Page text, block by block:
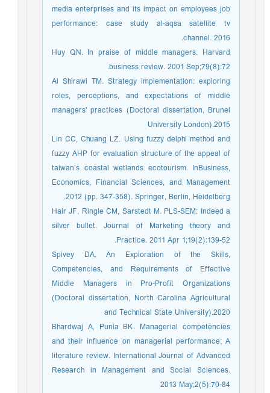
media enterprises and its impact on employees job
performance: case study al-aqsa satellite tv
channel. 2016.
Huy QN. In praise of middle managers. Harvard
business review. 2001 Sep;79(8):72.
Al Shirawi TM. Strategy implementation: exploring
roles, perceptions, and expectations of middle
managers' practices (Doctoral dissertation, Brunel
University London).2015
Lin CC, Chuang LZ. Using fuzzy delphi method and
fuzzy AHP for evaluation structure of the appeal of
taiwan’s coastal wetlands ecotourism. InBusiness,
Economics, Financial Sciences, and Management
2012 (pp. 347-358). Springer, Berlin, Heidelberg.
Hair JF, Ringle CM, Sarstedt M. PLS-SEM: Indeed a
silver bullet. Journal of Marketing theory and
Practice. 2011 Apr 1;19(2):139-52.
Spivey DA. An Exploration of the Skills,
Competencies, and Requirements of Effective
Middle Managers in Pro-Profit Organizations
(Doctoral dissertation, North Carolina Agricultural
and Technical State University).2020
Bhardwaj A, Punia BK. Managerial competencies
and their influence on managerial performance: A
literature review. International Journal of Advanced
Research in Management and Social Sciences.
2013 May;2(5):70-84